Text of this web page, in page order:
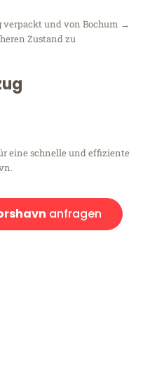
verpackt und von Bochum →
Zustand zu
eine schnelle und effiziente
anfragen